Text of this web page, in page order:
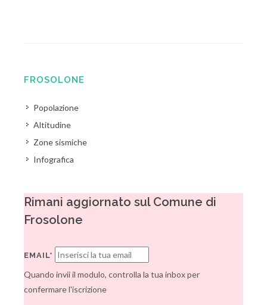
FROSOLONE
Popolazione
Altitudine
Zone sismiche
Infografica
Rimani aggiornato sul Comune di
Frosolone
EMAIL*
Quando invii il modulo, controlla la tua inbox per
confermare l'iscrizione